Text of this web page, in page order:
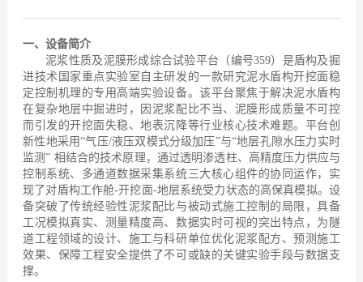
一、设备简介
泥浆性质及泥膜形成综合试验平台（编号359）是盾构及掘
进技术国家重点实验室自主研发的一款研究泥水盾构开挖面稳
定控制机理的专用高端实验设备。该平台聚焦于解决泥水盾构
在复杂地层中掘进时，因泥浆配比不当、泥膜形成质量不可控
而引发的开挖面失稳、地表沉降等行业核心技术难题。平台创
新性地采用“气压/液压双模式分级加压”与“地层孔隙水压力实时
监测” 相结合的技术原理，通过透明渗透柱、高精度压力供应与
控制系统、多通道数据采集系统三大核心组件的协同运作，实
现了对盾构工作舱-开挖面-地层系统受力状态的高保真模拟。设
备突破了传统经验性泥浆配比与被动式施工控制的局限，具备
工况模拟真实、测量精度高、数据实时可视的突出特点，为隧
道工程领域的设计、施工与科研单位优化泥浆配方、预测施工
效果、保障工程安全提供了不可或缺的关键实验手段与数据支
撑。